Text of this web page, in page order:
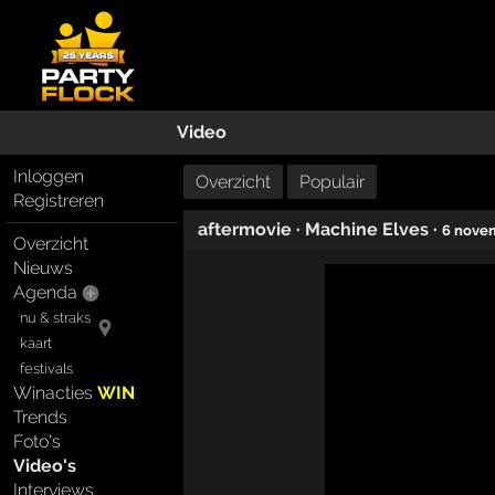
Video
Inloggen
Registreren
Overzicht
Nieuws
Agenda
nu & straks
kaart
festivals
WinactiesWIN
Trends
Foto's
Video's
Interviews
Overzicht Populair
aftermovie· Machine Elves· 6